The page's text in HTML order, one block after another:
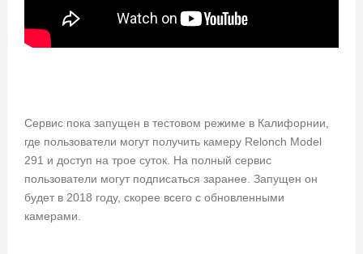
Сервис пока запущен в тестовом режиме в Калифорнии,
где пользователи могут получить камеру Relonch Model
291 и доступ на трое суток. На полный сервис
пользователи могут подписаться заранее. Запущен он
будет в 2018 году, скорее всего с обновленными
камерами.